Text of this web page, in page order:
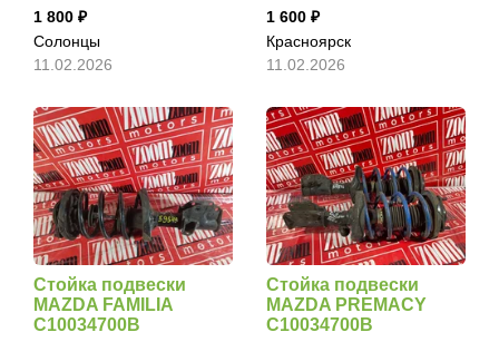
1 800
Солонцы
11.02.2026
1 600
Красноярск
11.02.2026
Стойка подвески
MAZDA FAMILIA
C10034700B
Стойка подвески
MAZDA PREMACY
C10034700B